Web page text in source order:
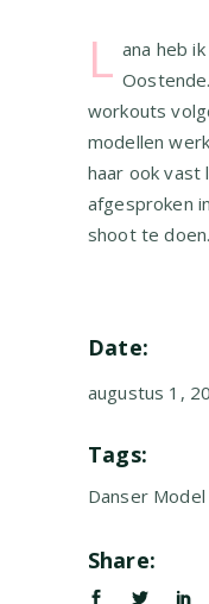
L ana heb
workouts
modellen
haar ook vast
afgesproken
shoot te doen.
Date:
augustus 1,
Tags:
Danser Model
Share: